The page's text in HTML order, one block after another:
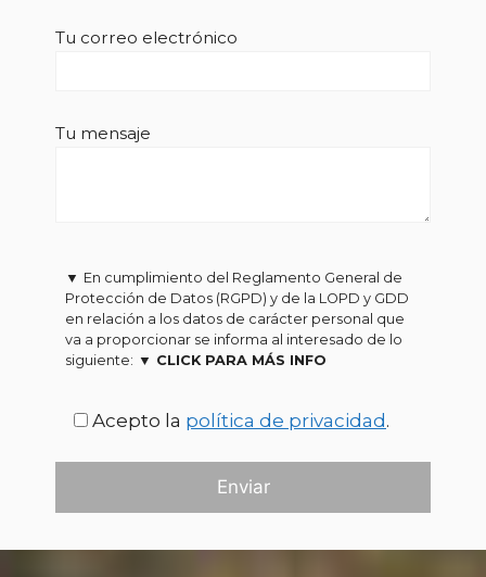
Tu correo electrónico
Tu mensaje
▼ En cumplimiento del Reglamento General de
Protección de Datos (RGPD) y de la LOPD y GDD
en relación a los datos de carácter personal que
va a proporcionar se informa al interesado de lo
siguiente: ▼ CLICK PARA MÁS INFO
Acepto la política de privacidad.